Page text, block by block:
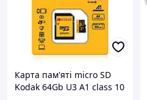
Карта пам'яті micro SD
Kodak 64Gb U3 A1 class 10